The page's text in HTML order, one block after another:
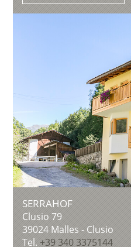
SERRAHOF
Clusio 79
39024 Malles - Clusio
Tel. +39 340 3375144